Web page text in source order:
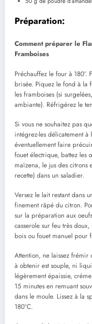
Préparation:
Comment préparer le
Framboises
Préchauffez le four à
brisée. Piquez le fond à la
les framboises (si
ambiante). Réfrigérez le
Si vous ne souhaitez pas
intégrez-les délicatement
éventuellement faire
fouet électrique, battez les
maïzena, le jus des
recette) dans un saladier.
Versez le lait restant dans
finement râpé du citron.
sur la préparation aux
casserole sur feu très
bois ou fouet manuel pour
Attention, ne laissez frémir
à obtenir est souple, ni
légèrement épaissie,
15 minutes en remuant
dans le moule. Lissez à la
180°C.